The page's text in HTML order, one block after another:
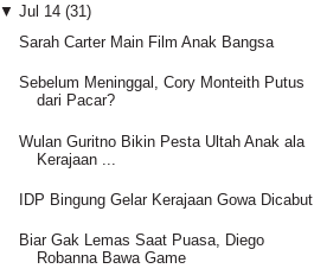
▼Jul 14 (31)
Sarah Carter Main Film Anak Bangsa
Sebelum Meninggal, Cory Monteith Putus
dari Pacar?
Wulan Guritno Bikin Pesta Ultah Anak ala
Kerajaan ...
IDP Bingung Gelar Kerajaan Gowa Dicabut
Biar Gak Lemas Saat Puasa, Diego
Robanna Bawa Game